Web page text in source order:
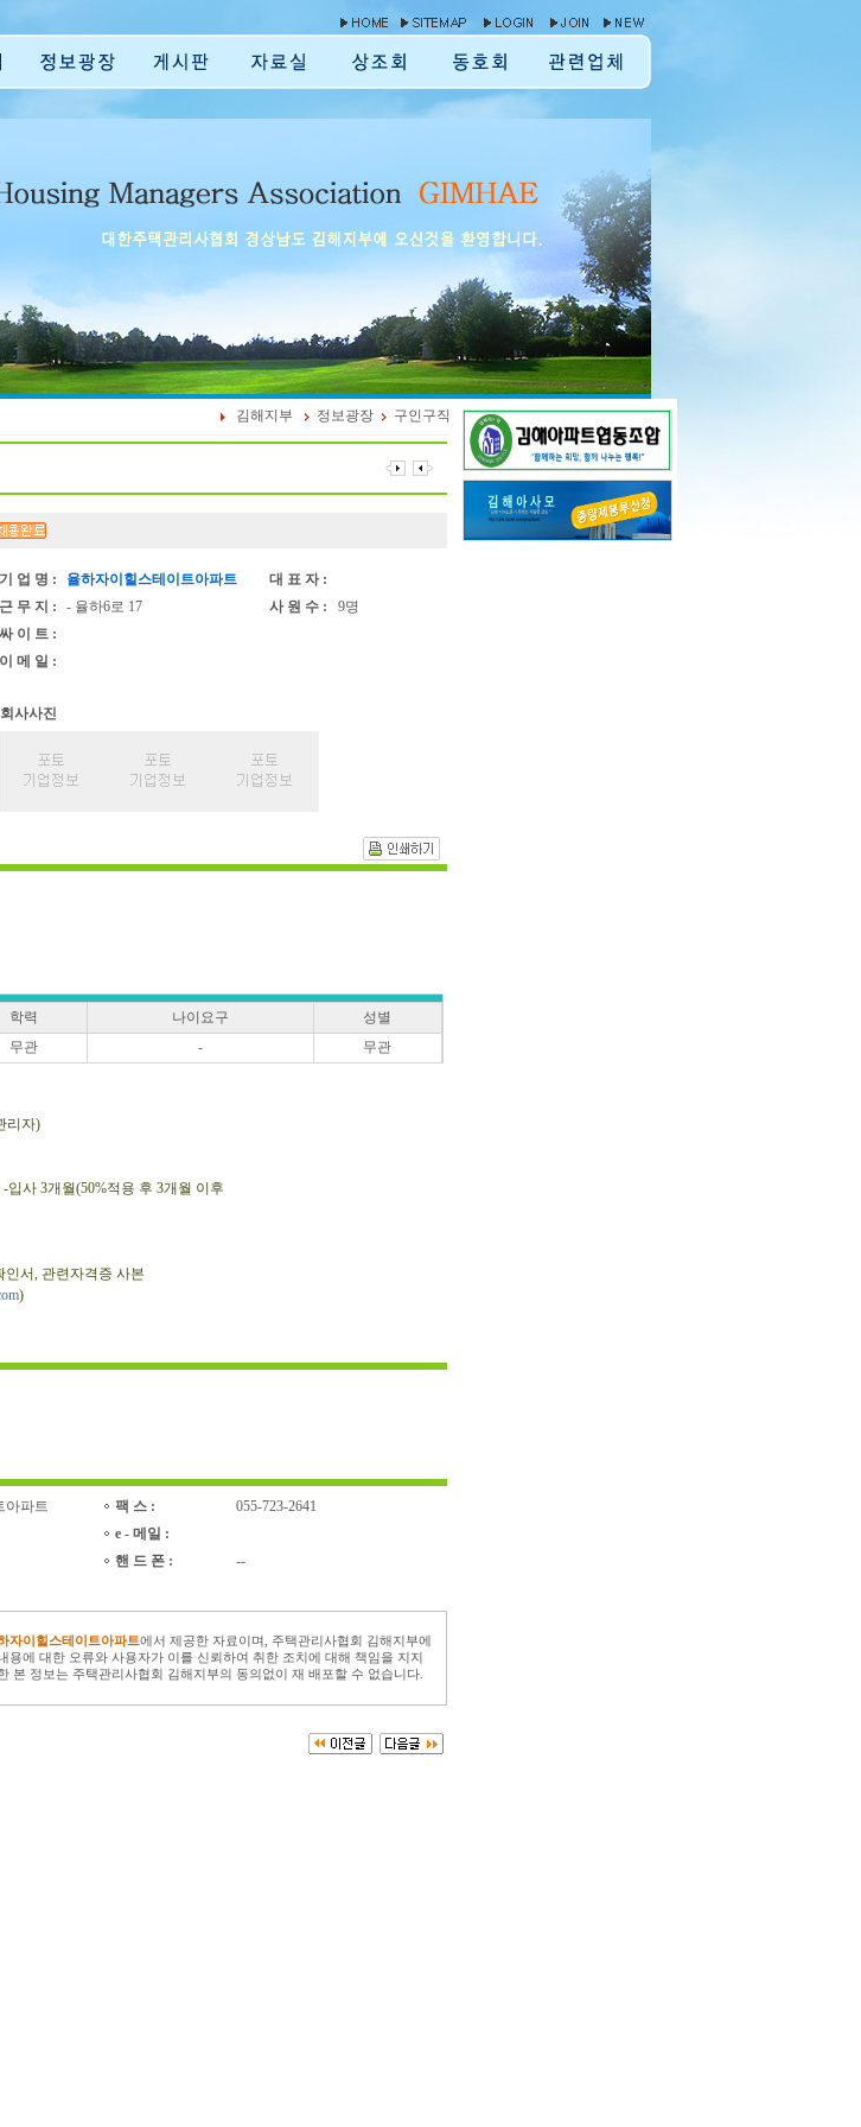
김해지부 정보광장 구인구직
기 업 명 : 율하자이힐스테이트아파트
대 표 자 :
근 무 지 :
- 율하6로 17 사 원 수 :
9명
싸 이 트 :
이 메 일 :
회사사진
학력 나이요구
성별
무관 -
무관
리자)
사 3개월(50%적용 후 3개월 이후
인서, 관련자격증 사본
)
아파트 팩 스 :
055-723-2641
e - 메일 :
핸 드 폰 : --
자이힐스테이트아파트에서 제공한 자료이며, 주택관리사협회 김해지부에
용에 대한 오류와 사용자가 이를 신뢰하여 취한 조치에 대해 책임을 지지
본 정보는 주택관리사협회 김해지부의 동의없이 재 배포할 수 없습니다.